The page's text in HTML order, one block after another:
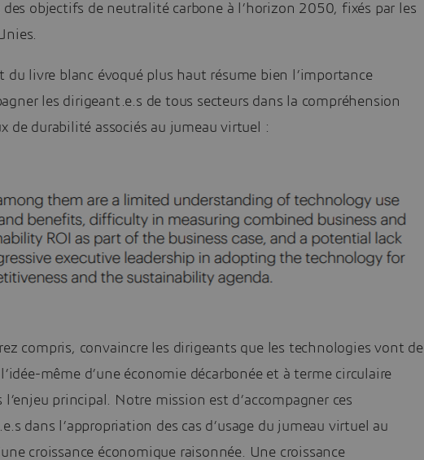
des objectifs de neutralité carbone à l’horizon 2050, fixés par les
du livre blanc évoqué plus haut résume bien l’importance
les dirigeant.e.s de tous secteurs dans la compréhension
de durabilité associés au jumeau virtuel :
compris, convaincre les dirigeants que les technologies vont de
même d’une économie décarbonée et à terme circulaire
l’enjeu principal. Notre mission est d’accompagner ces
dans l’appropriation des cas d’usage du jumeau virtuel au
croissance économique raisonnée. Une croissance